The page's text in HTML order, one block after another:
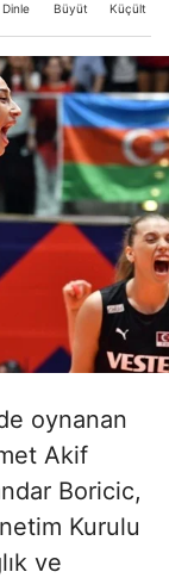
Dinle Büyüt Küçült
oynanan
Akif
Boricic,
Kurulu
ve